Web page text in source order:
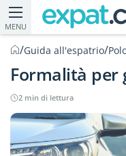
MENU
/Guida all'espatrio/
Formalità per
2 min di lettura